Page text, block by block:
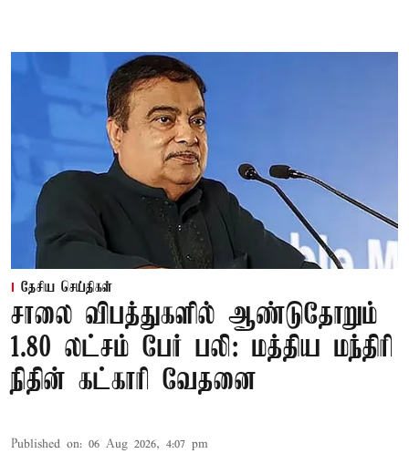
தேசிய செய்திகள்
சாலை விபத்துகளில் ஆண்டுதோறும்
1.80 லட்சம் பேர் பலி: மத்திய மந்திரி
நிதின் கட்காரி வேதனை
Published on: 06 Aug 2026, 4:07 pm